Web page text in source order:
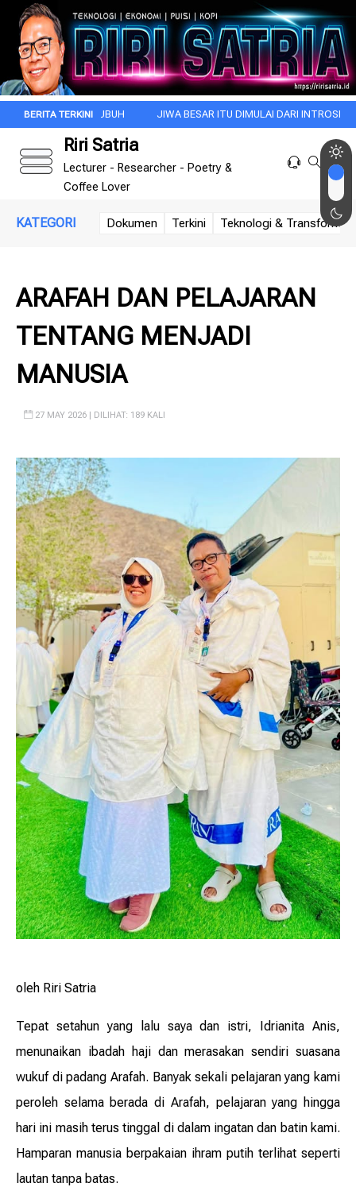
SUBUH JIWA BESAR ITU DIMULAI DARI INTROSPEKSI REZA
Riri Satria
Lecturer - Researcher - Poetry &
Coffee Lover
KATEGORI Dokumen Terkini Teknologi &
ARAFAH DAN PELAJARAN
TENTANG MENJADI
MANUSIA
27 MAY 2026 | DILIHAT: 189 KALI
oleh Riri Satria
Tepat setahun yang lalu saya dan istri, Idrianita Anis,
menunaikan ibadah haji dan merasakan sendiri suasana
wukuf di padang Arafah. Banyak sekali pelajaran yang kami
peroleh selama berada di Arafah, pelajaran yang hingga
hari ini masih terus tinggal di dalam ingatan dan batin kami.
Hamparan manusia berpakaian ihram putih terlihat seperti
lautan tanpa batas.